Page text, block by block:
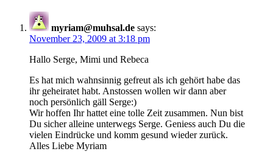
myriam@muhsal.de says:
November 23, 2009 at 3:18 pm
Hallo Serge, Mimi und Rebeca
Es hat mich wahnsinnig gefreut als ich gehört habe das
ihr geheiratet habt. Anstossen wollen wir dann aber
noch persönlich gäll Serge:)
Wir hoffen Ihr hattet eine tolle Zeit zusammen. Nun bist
Du sicher alleine unterwegs Serge. Geniess auch Du die
vielen Eindrücke und komm gesund wieder zurück.
Alles Liebe Myriam